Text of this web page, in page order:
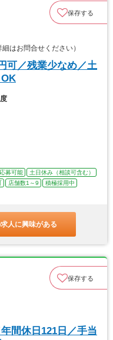
保存する
はお問合せください）
可／残業少なめ／土
募可能
土日休み（相談可含む）
店舗数1～9
積極採用中
人に興味がある
保存する
間休日121日／手当